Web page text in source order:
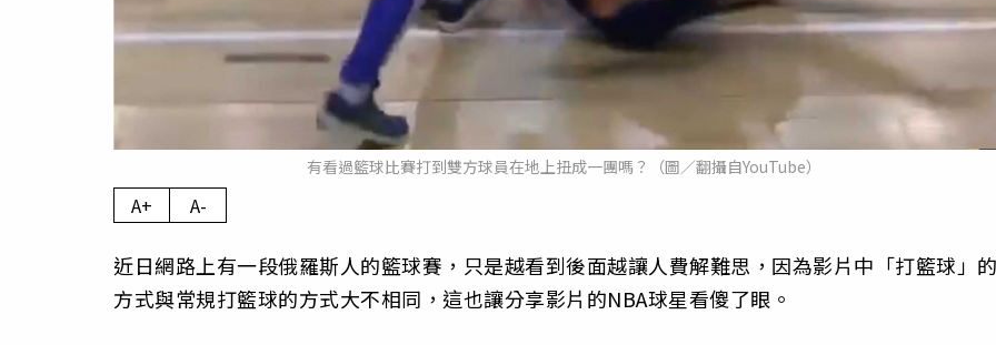
有看過籃球比賽打到雙方球員在地上扭成一團嗎？（圖／翻攝自YouTube）
A+ A-
近日網路上有一段俄羅斯人的籃球賽，只是越看到後面越讓人費解難思，因為影片中「打籃球」
方式與常規打籃球的方式大不相同，這也讓分享影片的NBA球星看傻了眼。